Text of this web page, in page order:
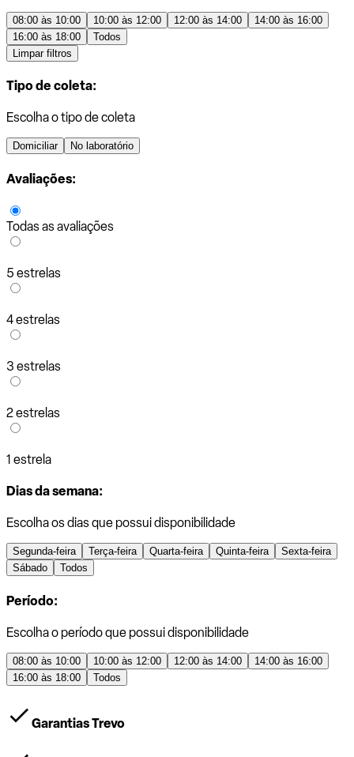
08:00 às 10:00 10:00 às 12:00 12:00 às 14:00
14:00 às 16:00
16:00 às 18:00
Todos
Limpar filtros
Tipo de coleta:
Escolha o tipo de coleta
Domiciliar No laboratório
Avaliações:
Todas as avaliações
5 estrelas
4 estrelas
3 estrelas
2 estrelas
1 estrela
Dias da semana:
Escolha os dias que possui disponibilidade
Segunda-feira Terça-feira Quarta-feira Quinta-feira
Sexta-feira
Sábado
Todos
Período:
Escolha o período que possui disponibilidade
08:00 às 10:00 10:00 às 12:00 12:00 às 14:00
14:00 às 16:00
16:00 às 18:00
Todos
Garantias Trevo